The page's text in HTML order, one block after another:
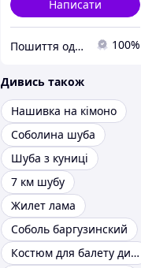
Написати
Пошиття одягу, автогамаків, лежаків для тварин "S&N FAMILY" 100%
Дивись також
Нашивка на кімоно
Соболина шуба
Шуба з куниці
7 км шубу
Жилет лама
Соболь баргузинский
Костюм для балету дитячий